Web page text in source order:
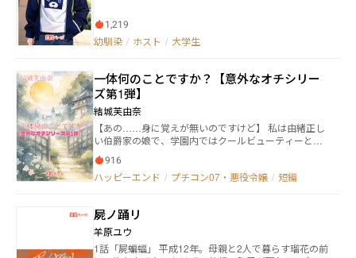
判明。そこから再び二人は……。
1,219
幼馴染 / ホスト / 大学生
一体何のことですか？【意外なオチシリー
ズ第1弾】
結城芙由奈
【あの……身に覚えが無いのですけど】 私は由緒正し
い伯爵家の娘で、学園内ではクールビューティーと呼
ばれている。基本的に群れるのは嫌いで、1人の時間を
こよなく愛している。ある日、私は見慣れない女子生
徒に「彼に手を出さないで！」と言いがかりをつけら
916
ハッピーエンド / プチコン07・悪役令嬢 / 短編
屍ノ踊リ
羊原ユウ
1話「屍蝙蝠」 平成12年。母親と2人で暮らす瑠花の前